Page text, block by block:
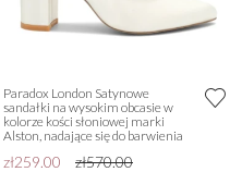
Paradox London Satynowe
sandałki na wysokim obcasie w
kolorze kości słoniowej marki
Alston, nadające się do barwienia
zł259.00 zł570.00